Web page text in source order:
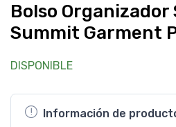
Bolso Organizador
Summit Garment
DISPONIBLE
Información de